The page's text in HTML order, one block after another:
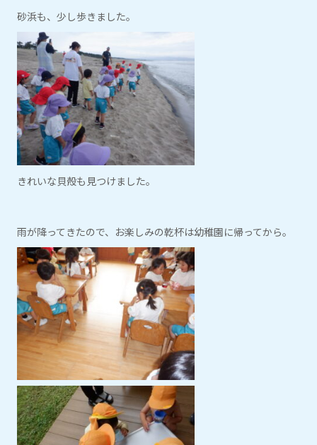
砂浜も、少し歩きました。
きれいな貝殻も見つけました。
雨が降ってきたので、お楽しみの乾杯は幼稚園に帰ってから。